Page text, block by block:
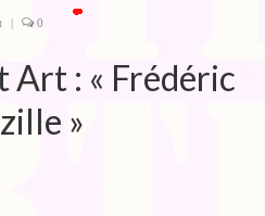
| 0
Art : « Frédéric
»